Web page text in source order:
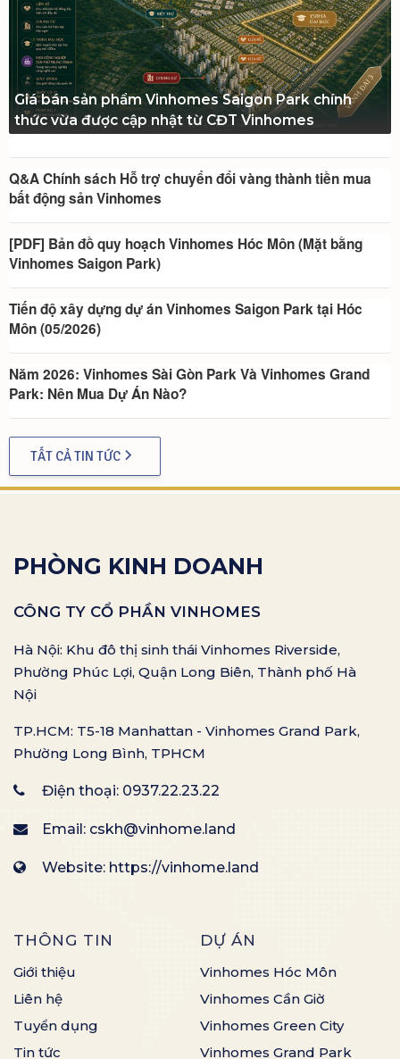
Giá bán sản phẩm Vinhomes Saigon Park chính
thức vừa được cập nhật từ CĐT Vinhomes
Q&A Chính sách Hỗ trợ chuyển đổi vàng thành tiền mua
bất động sản Vinhomes
[PDF] Bản đồ quy hoạch Vinhomes Hóc Môn (Mặt bằng
Vinhomes Saigon Park)
Tiến độ xây dựng dự án Vinhomes Saigon Park tại Hóc
Môn (05/2026)
Năm 2026: Vinhomes Sài Gòn Park Và Vinhomes Grand
Park: Nên Mua Dự Án Nào?
TẤT CẢ TIN TỨC
PHÒNG KINH DOANH
CÔNG TY CỔ PHẦN VINHOMES
Hà Nội: Khu đô thị sinh thái Vinhomes Riverside,
Phường Phúc Lợi, Quận Long Biên, Thành phố Hà
Nội
TP.HCM: T5-18 Manhattan - Vinhomes Grand Park,
Phường Long Bình, TPHCM
Điện thoại: 0937.22.23.22
Email: cskh@vinhome.land
Website: https://vinhome.land
THÔNG TIN
Giới thiệu
Liên hệ
Tuyển dụng
Tin tức
DỰ ÁN
Vinhomes Hóc Môn
Vinhomes Cần Giờ
Vinhomes Green City
Vinhomes Grand Park